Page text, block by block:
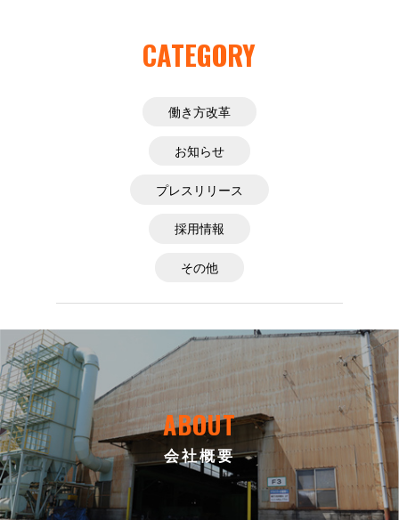
CATEGORY
働き方改革
お知らせ
プレスリリース
採用情報
その他
ABOUT
会社概要